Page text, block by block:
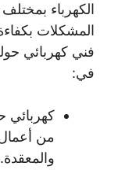
الكهرباء
المشكلات
فني كهربائي
في:
كهربائي
من أعمال
والمعقدة.